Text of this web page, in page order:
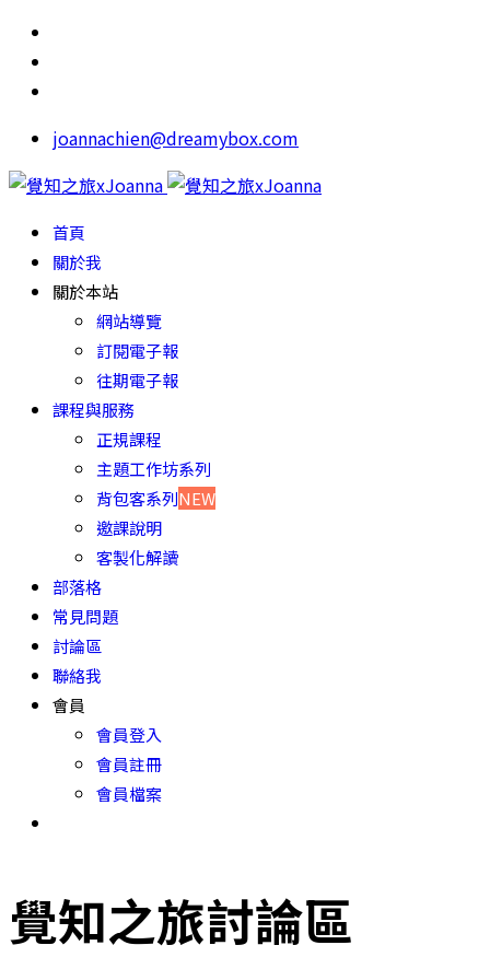
joannachien@dreamybox.com
首頁
關於我
關於本站
網站導覽
訂閱電子報
往期電子報
課程與服務
正規課程
主題工作坊系列
背包客系列NEW
邀課說明
客製化解讀
部落格
常見問題
討論區
聯絡我
會員
會員登入
會員註冊
會員檔案
覺知之旅討論區